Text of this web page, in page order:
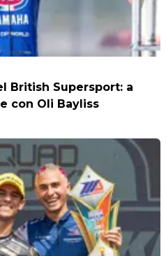
British Supersport: a
con Oli Bayliss